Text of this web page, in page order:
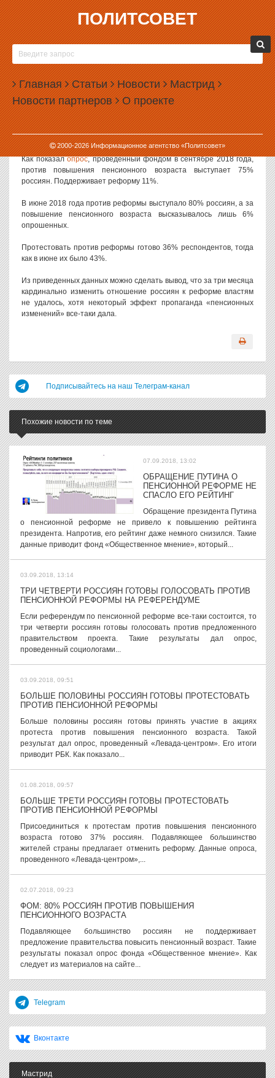
ПОЛИТСОВЕТ
Главная Статьи Новости Мастрид
Новости партнеров О проекте
2000-2026Информационное агентство «Политсовет»
17.09.2018, 10:24
ФОМ: ТРИ ЧЕТВЕРТИ РОССИЯН ПРОДОЛЖАЕТ
ВЫСТУПАТЬ ПРОТИВ ПЕНСИОННОЙ
РЕФОРМЫ
Отношение россиян к пенсионной реформе по сравнению с
июнем 2018 года немного улучшилось, хотя и остается в целом
негативным. Такие данные приводит фонд «Общественное
мнение».
Как показалопрос, проведенный фондом в сентябре 2018 года,
против повышения пенсионного возраста выступает 75%
россиян. Поддерживает реформу 11%.
В июне 2018 года против реформы выступало 80% россиян, а за
повышение пенсионного возраста высказывалось лишь 6%
опрошенных.
Протестовать против реформы готово 36% респондентов, тогда
как в июне их было 43%.
Из приведенных данных можно сделать вывод, что за три месяца
кардинально изменить отношение россиян к реформе властям
не удалось, хотя некоторый эффект пропаганда «пенсионных
изменений» все-таки дала.
Подписывайтесь на наш Телеграм-канал
Похожие новости по теме
07.09.2018, 13:02
ОБРАЩЕНИЕ ПУТИНА О
ПЕНСИОННОЙ РЕФОРМЕ НЕ
СПАСЛО ЕГО РЕЙТИНГ
Обращение президента Путина
о пенсионной реформе не привело к повышению рейтинга
президента. Напротив, его рейтинг даже немного снизился. Такие
данные приводит фонд «Общественное мнение», который...
03.09.2018, 13:14
ТРИ ЧЕТВЕРТИ РОССИЯН ГОТОВЫ ГОЛОСОВАТЬ ПРОТИВ
ПЕНСИОННОЙ РЕФОРМЫ НА РЕФЕРЕНДУМЕ
Если референдум по пенсионной реформе все-таки состоится, то
три четверти россиян готовы голосовать против предложенного
правительством проекта. Такие результаты дал опрос,
проведенный социологами...
03.09.2018, 09:51
БОЛЬШЕ ПОЛОВИНЫ РОССИЯН ГОТОВЫ ПРОТЕСТОВАТЬ
ПРОТИВ ПЕНСИОННОЙ РЕФОРМЫ
Больше половины россиян готовы принять участие в акциях
протеста против повышения пенсионного возраста. Такой
результат дал опрос, проведенный «Левада-центром». Его итоги
приводит РБК. Как показало...
01.08.2018, 09:57
БОЛЬШЕ ТРЕТИ РОССИЯН ГОТОВЫ ПРОТЕСТОВАТЬ
ПРОТИВ ПЕНСИОННОЙ РЕФОРМЫ
Присоединиться к протестам против повышения пенсионного
возраста готово 37% россиян. Подавляющее большинство
жителей страны предлагает отменить реформу. Данные опроса,
проведенного «Левада-центром»,...
02.07.2018, 09:23
ФОМ: 80% РОССИЯН ПРОТИВ ПОВЫШЕНИЯ
ПЕНСИОННОГО ВОЗРАСТА
Подавляющее большинство россиян не поддерживает
предложение правительства повысить пенсионный возраст. Такие
результаты показал опрос фонда «Общественное мнение». Как
следует из материалов на сайте...
Telegram
Вконтакте
Мастрид